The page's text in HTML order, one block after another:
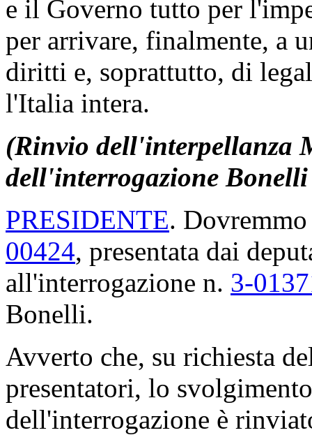
e il Governo tutto per
per arrivare, finalmente, a
diritti e, soprattutto, di
l'Italia intera.
(Rinvio dell'interpellanza
dell'interrogazione
PRESIDENTE.
00424, presentata dai
all'interrogazione n. 3-
Bonelli.
Avverto che, su richiesta
presentatori, lo
dell'interrogazione è